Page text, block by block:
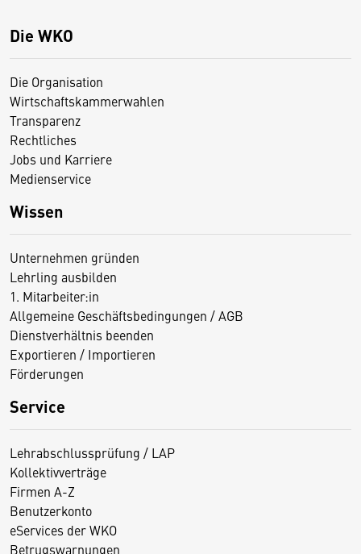
Die WKO
Die Organisation
Wirtschaftskammerwahlen
Transparenz
Rechtliches
Jobs und Karriere
Medienservice
Wissen
Unternehmen gründen
Lehrling ausbilden
1. Mitarbeiter:in
Allgemeine Geschäftsbedingungen / AGB
Dienstverhältnis beenden
Exportieren / Importieren
Förderungen
Service
Lehrabschlussprüfung / LAP
Kollektivverträge
Firmen A-Z
Benutzerkonto
eServices der WKO
Betrugswarnungen